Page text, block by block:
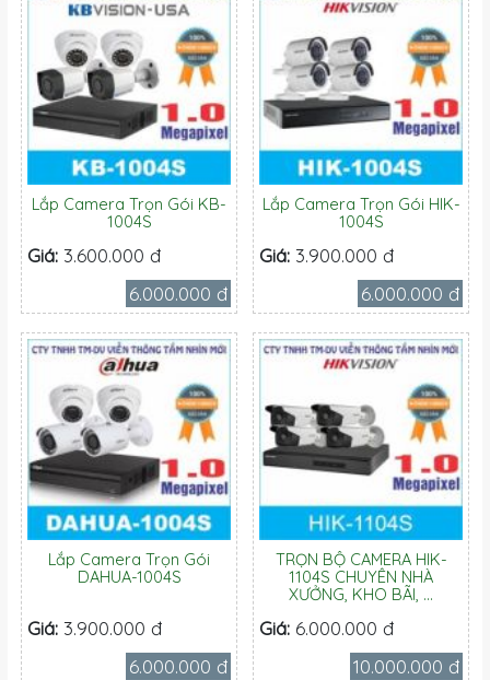
Lắp Camera Trọn Gói KB-
1004S
Giá: 3.600.000 đ
6.000.000 đ
Lắp Camera Trọn Gói HIK-
1004S
Giá: 3.900.000 đ
6.000.000 đ
Lắp Camera Trọn Gói
DAHUA-1004S
Giá: 3.900.000 đ
6.000.000 đ
TRỌN BỘ CAMERA HIK-
1104S CHUYÊN NHÀ
XƯỞNG, KHO BÃI, ...
Giá: 6.000.000 đ
10.000.000 đ